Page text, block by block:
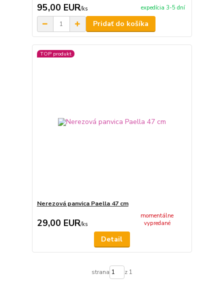
95,00 EUR/ks expedícia 3-5 dní
Pridať do košíka
TOP produkt
Nerezová panvica Paella 47 cm
29,00 EUR/ks
momentálne
vypredané
Detail
strana z 1